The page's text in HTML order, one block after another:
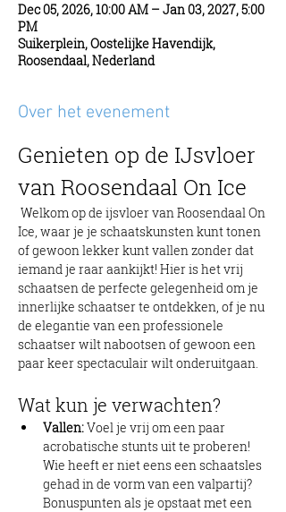
Dec 05, 2026, 10:00 AM – Jan 03, 2027, 5:00
PM
Suikerplein, Oostelijke Havendijk,
Roosendaal, Nederland
Over het evenement
Genieten op de IJsvloer
van Roosendaal On Ice
Ice, waar je je schaatskunsten kunt tonen
of gewoon lekker kunt vallen zonder dat
iemand je raar aankijkt! Hier is het vrij
schaatsen de perfecte gelegenheid om je
innerlijke schaatser te ontdekken, of je nu
de elegantie van een professionele
schaatser wilt nabootsen of gewoon een
paar keer spectaculair wilt onderuitgaan.
Wat kun je verwachten?
Vallen: Voel je vrij om een paar
acrobatische stunts uit te proberen!
Wie heeft er niet eens een schaatsles
gehad in de vorm van een valpartij?
Bonuspunten als je opstaat met een